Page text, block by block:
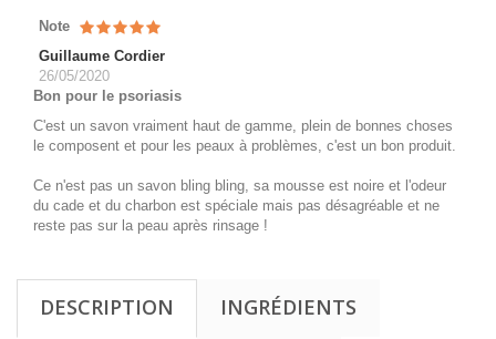
Note
Guillaume Cordier
26/05/2020
Bon pour le psoriasis
C'est un savon vraiment haut de gamme, plein de bonnes choses
le composent et pour les peaux à problèmes, c'est un bon produit.
Ce n'est pas un savon bling bling, sa mousse est noire et l'odeur
du cade et du charbon est spéciale mais pas désagréable et ne
reste pas sur la peau après rinsage !
DESCRIPTION INGRÉDIENTS